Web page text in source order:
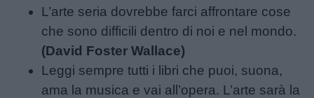
L’arte seria dovrebbe farci affrontare cose
che sono difficili dentro di noi e nel mondo.
(David Foster Wallace)
Leggi sempre tutti i libri che puoi, suona,
ama la musica e vai all’opera. L’arte sarà la